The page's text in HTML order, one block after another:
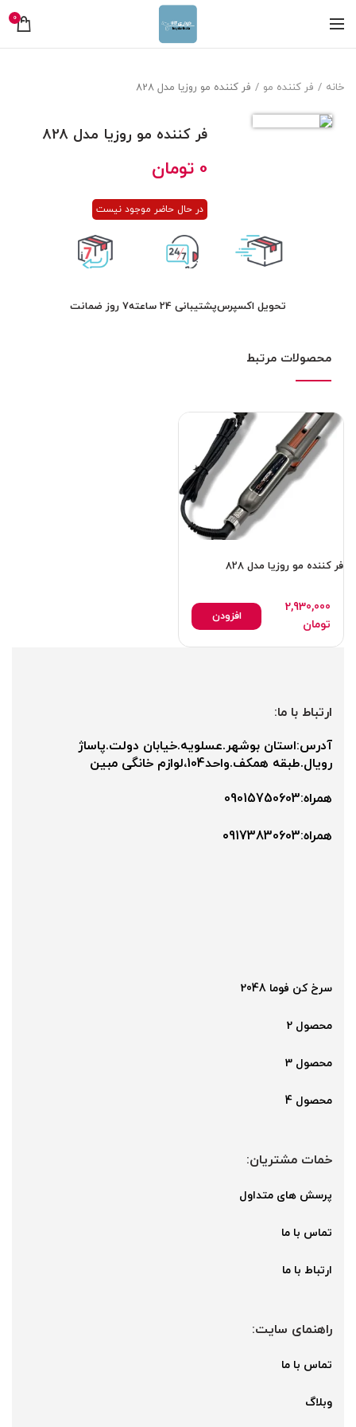
0
خانه فر کننده مو فر کننده مو روزیا مدل 828
فر کننده مو روزیا مدل 828
0 تومان
در حال حاضر موجود نیست
تحویل اکسپرسپشتیبانی 24 ساعته 7 روز ضمانت
محصولات مرتبط
فر کننده مو روزیا مدل 828
2,930,000
تومان
افزودن
ارتباط با ما:
آدرس:استان بوشهر.عسلویه.خیابان دولت.پاساژ
رویال.طبقه همکف.واحد104،لوازم خانگی مبین
همراه:09015750603
همراه:۰9173830603
سرخ کن فوما 2048
محصول 2
محصول 3
محصول 4
خمات مشتریان:
پرسش های متداول
تماس با ما
ارتباط با ما
راهنمای سایت:
تماس با ما
وبلاگ